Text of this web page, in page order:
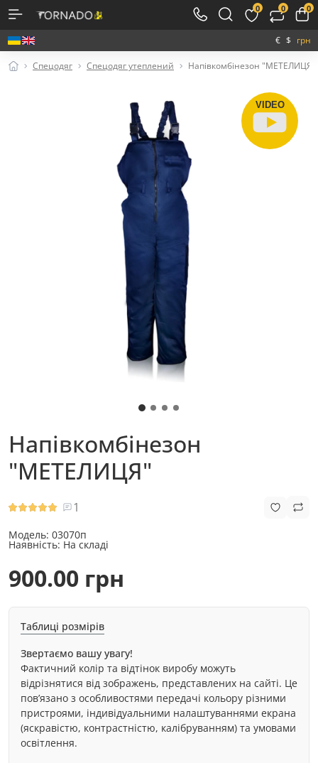
0 0 0
€ $ грн
Спецодяг Спецодяг утеплений Напівкомбінезон "МЕТЕЛИЦЯ"
VIDEO
Напівкомбінезон
"МЕТЕЛИЦЯ"
1
Модель: 03070п
Наявність: На складі
900.00 грн
Таблиці розмірів
Звертаємо вашу увагу!
Фактичний колір та відтінок виробу можуть
відрізнятися від зображень, представлених на сайті. Це
пов’язано з особливостями передачі кольору різними
пристроями, індивідуальними налаштуваннями екрана
(яскравістю, контрастністю, калібруванням) та умовами
освітлення.